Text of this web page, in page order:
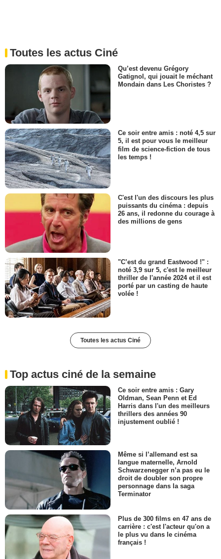
Toutes les actus Ciné
Qu’est devenu Grégory
Gatignol, qui jouait le méchant
Mondain dans Les Choristes ?
Ce soir entre amis : noté 4,5 sur
5, il est pour vous le meilleur
film de science-fiction de tous
les temps !
C'est l'un des discours les plus
puissants du cinéma : depuis
26 ans, il redonne du courage à
des millions de gens
"C’est du grand Eastwood !" :
noté 3,9 sur 5, c'est le meilleur
thriller de l'année 2024 et il est
porté par un casting de haute
volée !
Toutes les actus Ciné
Top actus ciné de la semaine
Ce soir entre amis : Gary
Oldman, Sean Penn et Ed
Harris dans l'un des meilleurs
thrillers des années 90
injustement oublié !
Même si l’allemand est sa
langue maternelle, Arnold
Schwarzenegger n’a pas eu le
droit de doubler son propre
personnage dans la saga
Terminator
Plus de 300 films en 47 ans de
carrière : c'est l'acteur qu'on a
le plus vu dans le cinéma
français !